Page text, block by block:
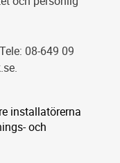
08-649 09
installatörerna
och